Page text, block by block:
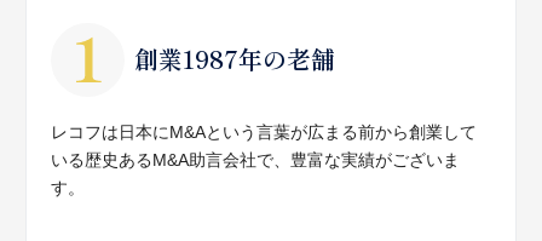
創業1987年の老舗
レコフは日本にM&Aという言葉が広まる前から創業して
いる歴史あるM&A助言会社で、豊富な実績がございま
す。